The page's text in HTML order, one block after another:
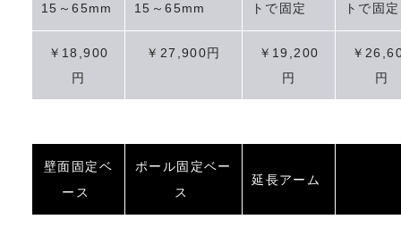
15～65mm
15～65mm
トで固定
トで固定
￥18,900
円
￥27,900円
￥19,200
円
￥
円
壁面固定ベ
ース
ポール固定ベー
ス
延長アーム